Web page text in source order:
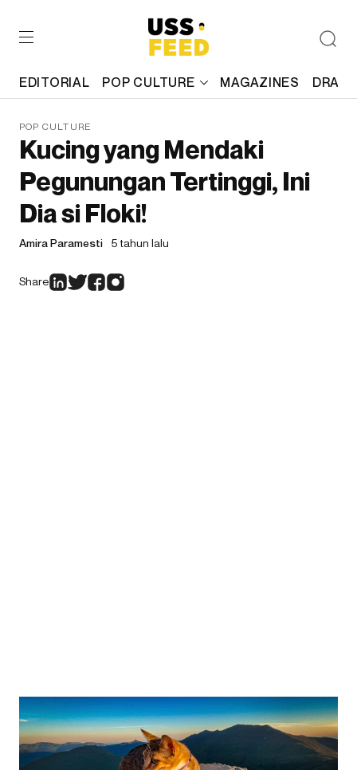
EDITORIAL POP CULTURE MAGAZINES
POP CULTURE
Kucing yang Mendaki
Pegunungan Tertinggi, Ini
Dia si Floki!
Amira Paramesti 5 tahun lalu
Share